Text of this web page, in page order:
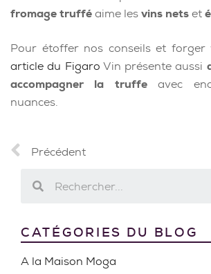
fromage trufféaime lesvins netset
Pour étoffer nos conseils et forger
article du Figaro Vin présente aussi
accompagner la truffeavec
nuances.
Précédent
CATÉGORIES DU BLOG
A la Maison Moga